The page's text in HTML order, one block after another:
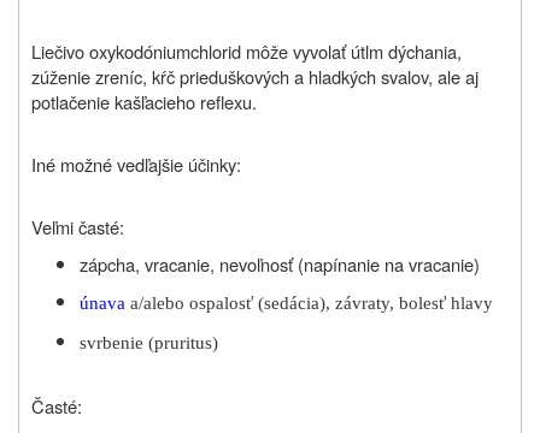
Liečivo oxykodóniumchlorid môže vyvolať útlm dýchania,
zúženie zreníc, kŕč prieduškových a hladkých svalov, ale aj
potlačenie kašľacieho reflexu.
Iné možné vedľajšie účinky:
Veľmi časté:
zápcha, vracanie, nevoľnosť (napínanie na vracanie)
únava a/alebo ospalosť (sedácia), závraty, bolesť hlavy
svrbenie (pruritus)
Časté: